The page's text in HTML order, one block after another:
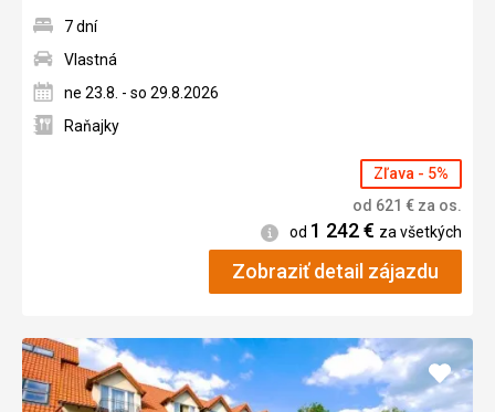
7 dní
Vlastná
ne 23.8. - so 29.8.2026
Raňajky
Zľava - 5%
od 621 € za os.
Informácie
od 1 242€ za všetkých
Zobraziť detail zájazdu
Pridať
do